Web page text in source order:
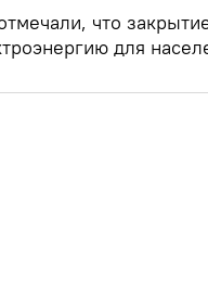
что
для